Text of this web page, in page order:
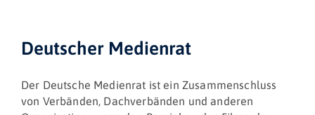
Deutscher Medienrat
Der Deutsche Medienrat ist ein Zusammenschluss
von Verbänden, Dachverbänden und anderen